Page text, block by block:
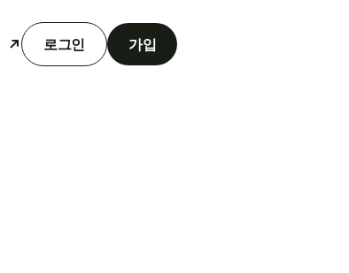
로그인 가입